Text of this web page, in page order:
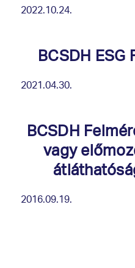
2022.10.24.
BCSDH
2021.04.30.
BCSDH
vagy
2016.09.19.